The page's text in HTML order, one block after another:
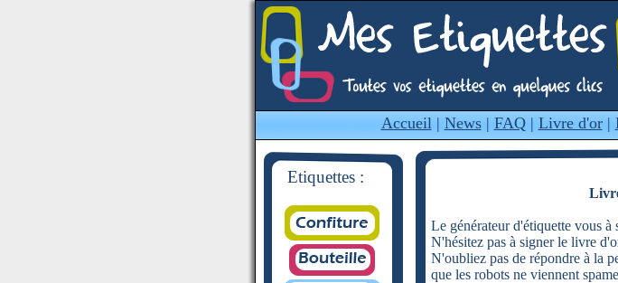
Accueil| News| FAQ| Livre d'or|
Etiquettes :
Le générateur d'étiquette vous
N'hésitez pas à signer le livre
N'oubliez pas de répondre à la
que les robots ne viennent